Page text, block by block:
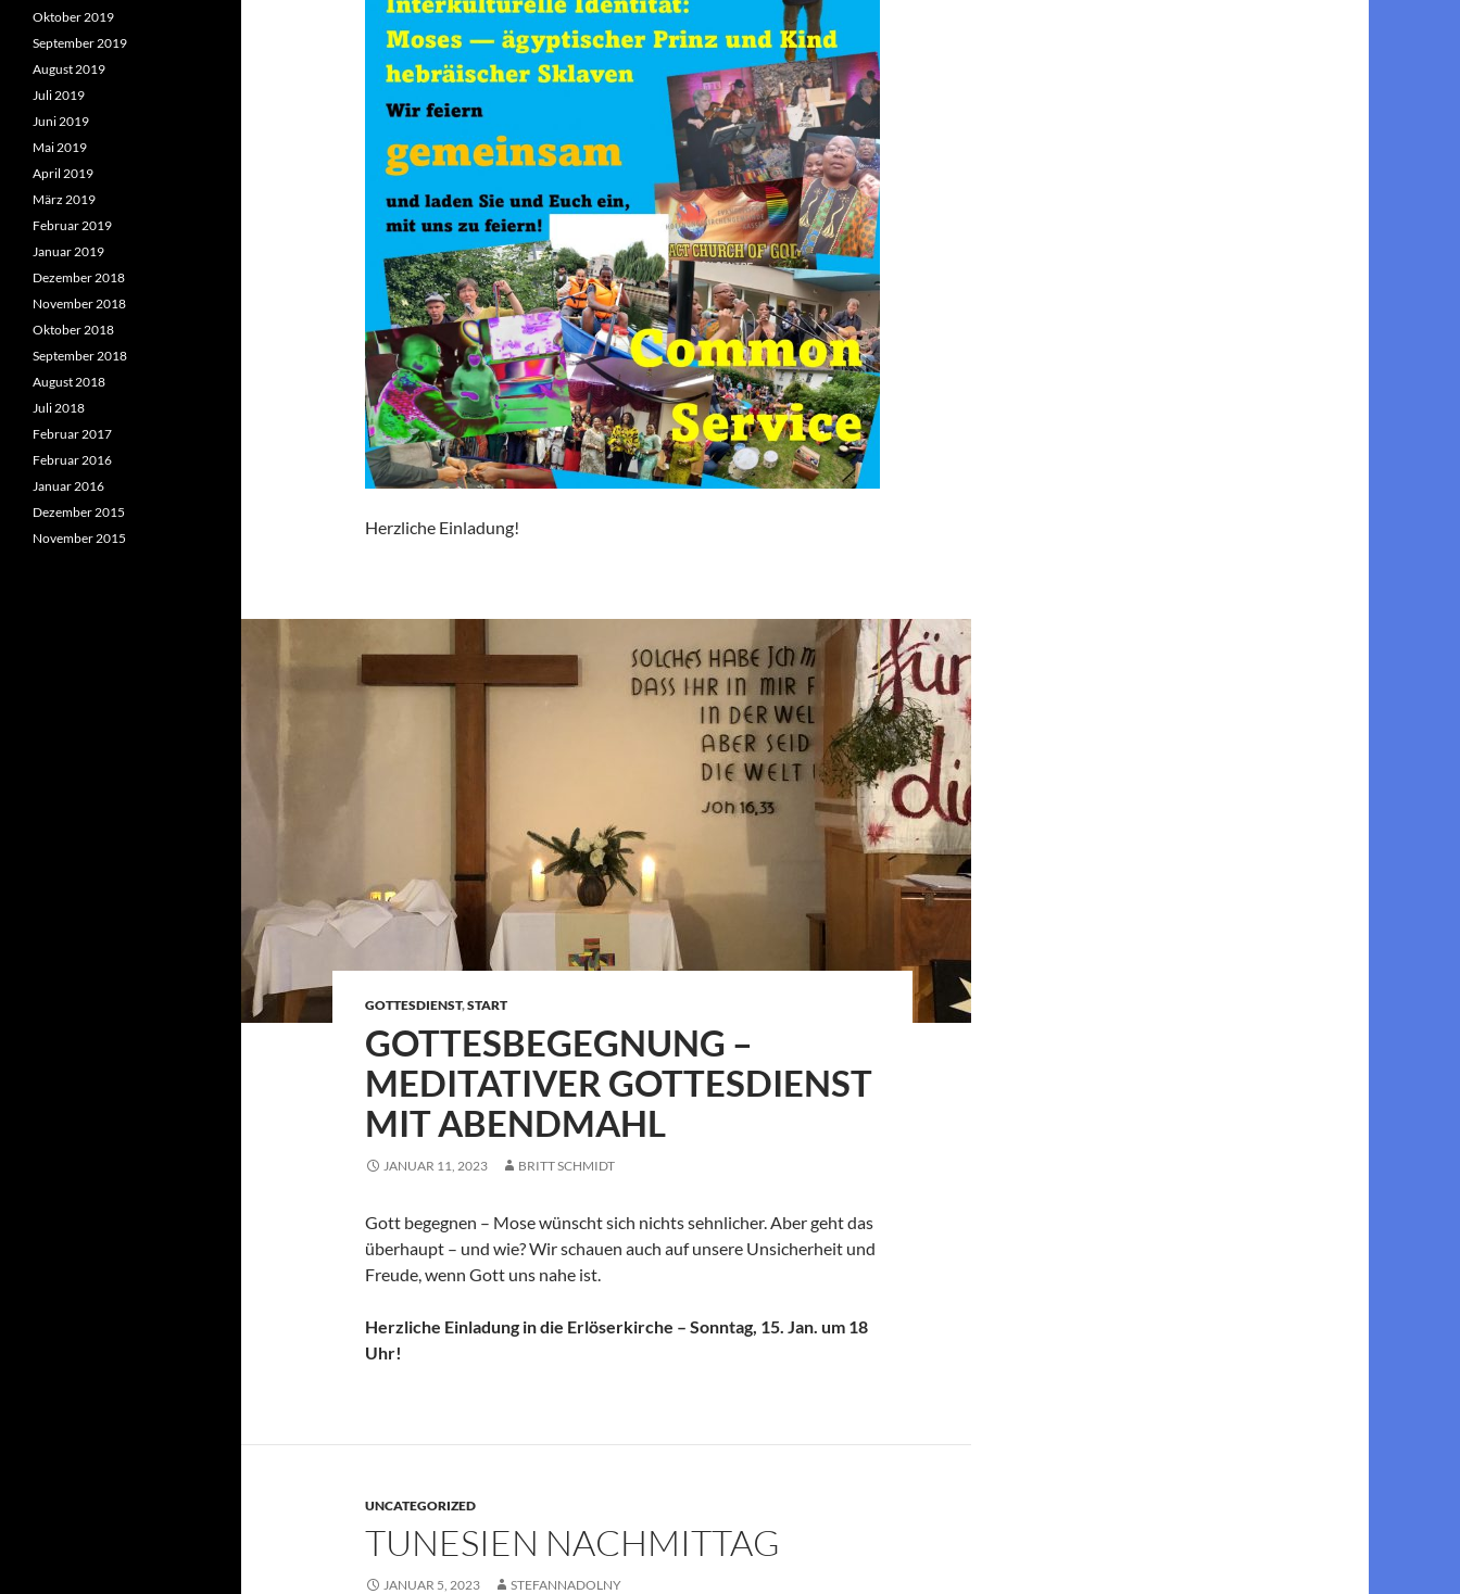
Herzliche Einladung!
GOTTESDIENST,START
GOTTESBEGEGNUNG –
MEDITATIVER GOTTESDIENST
MIT ABENDMAHL
JANUAR 11, 2023 BRITT SCHMIDT
Gott begegnen – Mose wünscht sich nichts sehnlicher. Aber geht das
überhaupt – und wie? Wir schauen auch auf unsere Unsicherheit und
Freude, wenn Gott uns nahe ist.
Herzliche Einladung in die Erlöserkirche – Sonntag, 15. Jan. um 18
Uhr!
UNCATEGORIZED
TUNESIEN NACHMITTAG
JANUAR 5, 2023 STEFANNADOLNY
Oktober 2019
September 2019
August 2019
Juli 2019
Juni 2019
Mai 2019
April 2019
März 2019
Februar 2019
Januar 2019
Dezember 2018
November 2018
Oktober 2018
September 2018
August 2018
Juli 2018
Februar 2017
Februar 2016
Januar 2016
Dezember 2015
November 2015